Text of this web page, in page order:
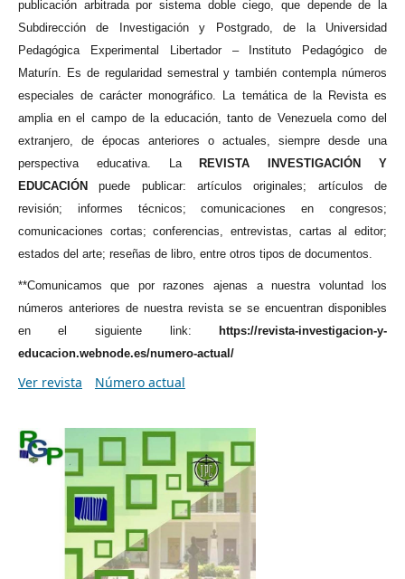
publicación arbitrada por sistema doble ciego, que depende de la
Subdirección de Investigación y Postgrado, de la Universidad
Pedagógica Experimental Libertador – Instituto Pedagógico de
Maturín. Es de regularidad semestral y también contempla números
especiales de carácter monográfico. La temática de la Revista es
amplia en el campo de la educación, tanto de Venezuela como del
extranjero, de épocas anteriores o actuales, siempre desde una
perspectiva educativa. LaREVISTA INVESTIGACIÓN Y
EDUCACIÓNpuede publicar: artículos originales; artículos de
revisión; informes técnicos; comunicaciones en congresos;
comunicaciones cortas; conferencias, entrevistas, cartas al editor;
estados del arte; reseñas de libro, entre otros tipos de documentos.
**Comunicamos que por razones ajenas a nuestra voluntad los
números anteriores de nuestra revista se se encuentran disponibles
en el siguiente link: https://revista-investigacion-y-
educacion.webnode.es/numero-actual/
Ver revista Número actual